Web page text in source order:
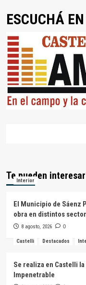
ESCUCHÁ
Te pueden interesar
Interior
El Municipio de Sáenz
obra en distintos
8 agosto, 2026 0
Castelli Destacados
Se realiza en Castelli
Impenetrable